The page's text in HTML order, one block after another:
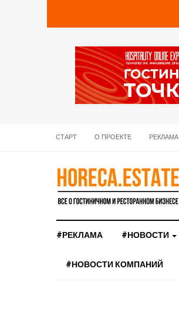
СТАРТ О ПРОЕКТЕ РЕКЛАМА
#РЕКЛАМА #НОВОСТИ
#НОВОСТИ КОМПАНИЙ